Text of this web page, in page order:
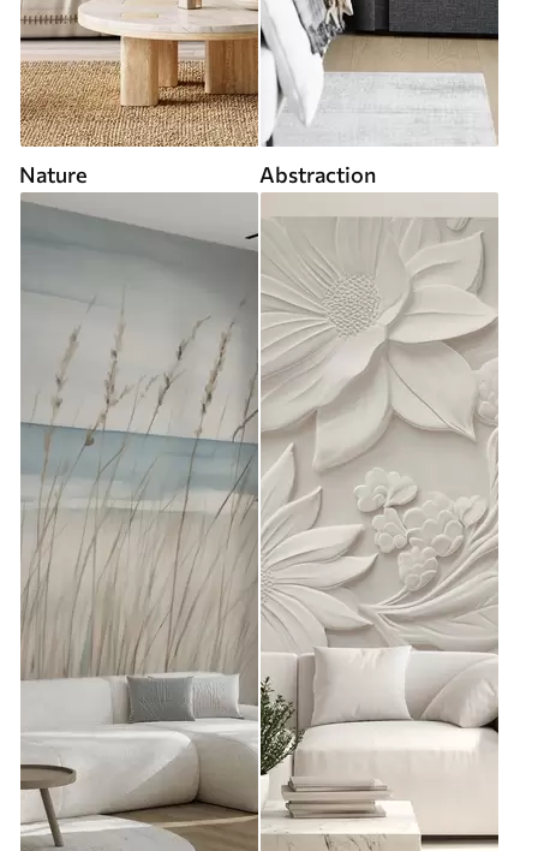
Nature Abstraction